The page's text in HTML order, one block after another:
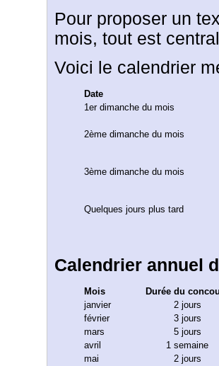
Pour proposer un
mois, tout est
Voici le calendrier
Date
1er dimanche du mois
2ème dimanche du mois
3ème dimanche du mois
Quelques jours plus tard
Calendrier annuel
Mois
Durée du
janvier
2 jours
février
3 jours
mars
5 jours
avril
1 semaine
mai
2 jours